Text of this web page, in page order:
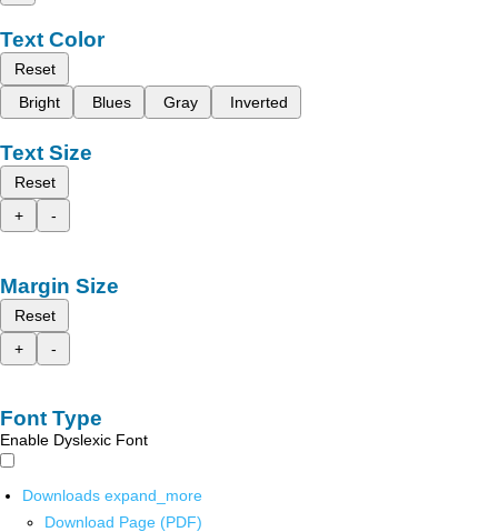
Text Color
Reset
Bright
Blues Gray Inverted
Text Size
Reset
+
-
Margin Size
Reset
+
-
Font Type
Enable Dyslexic Font
Downloads expand_more
Download Page (PDF)